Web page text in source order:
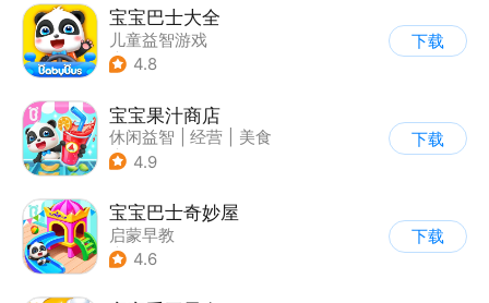
宝宝巴士大全
儿童益智游戏
| 启蒙早教
4.8
下载
宝宝果汁商店
休闲益智 经营
美食
| 宝宝巴士
4.9
下载
宝宝巴士奇妙屋
启蒙早教
| 儿童益智游戏
4.6
下载